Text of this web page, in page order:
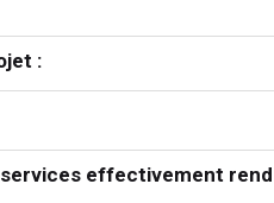
:
effectivement